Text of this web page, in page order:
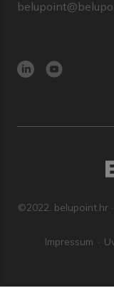
©2022. belupoint.hr
Impressum